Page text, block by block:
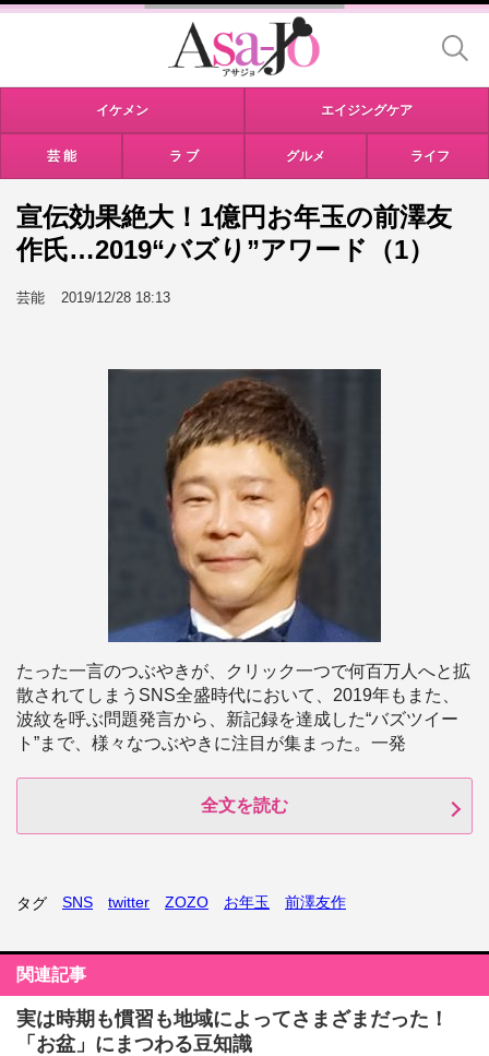
イケメン エイジングケア
芸 能 ラ ブ グルメ ライフ
宣伝効果絶大！1億円お年玉の前澤友
作氏…2019“バズり”アワード（1）
芸能 2019/12/28 18:13
たった一言のつぶやきが、クリック一つで何百万人へと拡
散されてしまうSNS全盛時代において、2019年もまた、
波紋を呼ぶ問題発言から、新記録を達成した“バズツイー
ト”まで、様々なつぶやきに注目が集まった。一発
全文を読む
タグ SNS twitter ZOZO お年玉 前澤友作
関連記事
実は時期も慣習も地域によってさまざまだった！
「お盆」にまつわる豆知識